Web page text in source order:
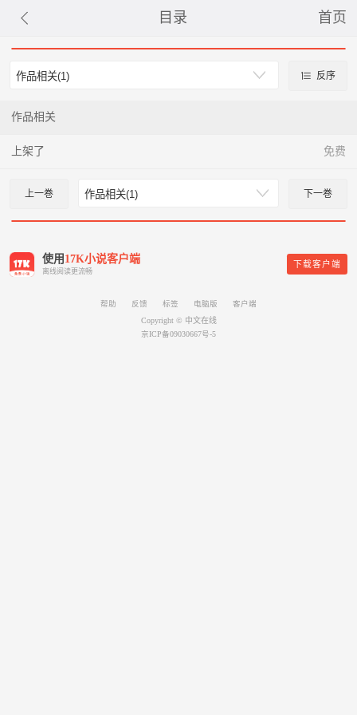
目录 首页
反序
作品相关
上架了 免费
上一巻 下一巻
使用 17K小说客户端
离线阅读更流畅
下载客户端
帮助 反馈 标签 电脑版
客户端
Copyright © 中文在线
京ICP备09030667号-5